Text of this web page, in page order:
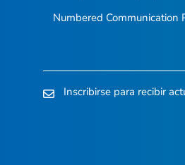
Numbered Communication
Inscribirse para recibir